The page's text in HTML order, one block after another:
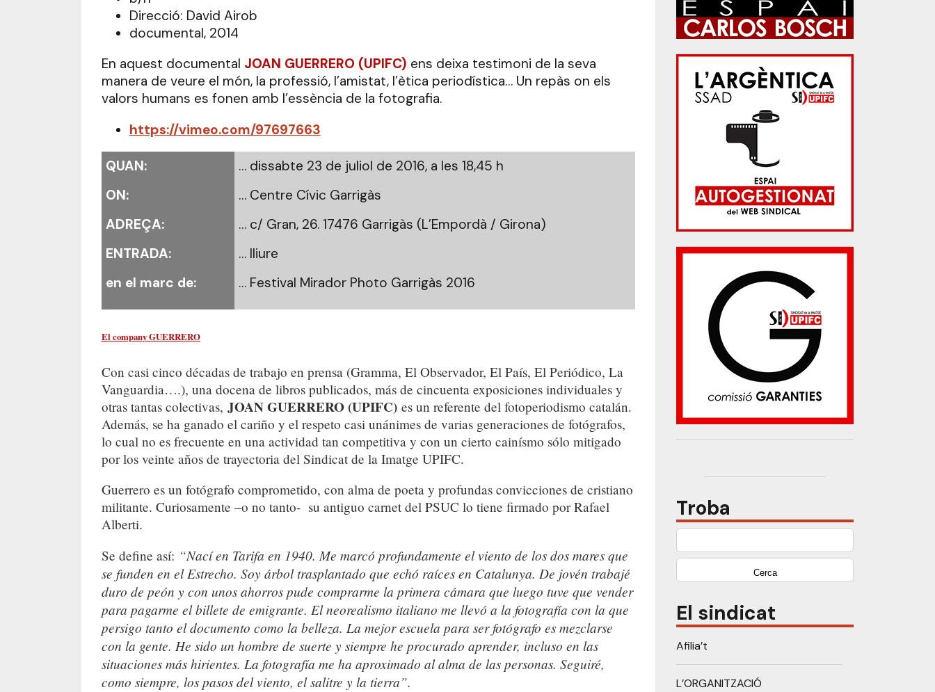
Direcció: David Airob
documental, 2014
En aquest documental JOAN GUERRERO (UPIFC) ens deixa testimoni de la seva
manera de veure el món, la professió, l’amistat, l’ètica periodística… Un repàs on els
valors humans es fonen amb l’essència de la fotografia.
https://vimeo.com/97697663
QUAN:
… dissabte 23 de juliol de 2016, a les 18,45 h
ON:
… Centre Cívic Garrigàs
ADREÇA:
… c/ Gran, 26. 17476 Garrigàs (L’Empordà / Girona)
ENTRADA:
… lliure
en el marc de:
… Festival Mirador Photo Garrigàs 2016
El company GUERRERO
Con casi cinco décadas de trabajo en prensa (Gramma, El Observador, El País, El Periódico, La
Vanguardia….), una docena de libros publicados, más de cincuenta exposiciones individuales y
otras tantas colectivas, JOAN GUERRERO (UPIFC)es un referente del fotoperiodismo catalán.
Además, se ha ganado el cariño y el respeto casi unánimes de varias generaciones de fotógrafos,
lo cual no es frecuente en una actividad tan competitiva y con un cierto cainísmo sólo mitigado
por los veinte años de trayectoria del Sindicat de la Imatge UPIFC.
Guerrero es un fotógrafo comprometido, con alma de poeta y profundas convicciones de cristiano
militante. Curiosamente –o no tanto- su antiguo carnet del PSUC lo tiene firmado por Rafael
Alberti.
Se define así: “Nací en Tarifa en 1940. Me marcó profundamente el viento de los dos mares que
se funden en el Estrecho. Soy árbol trasplantado que echó raíces en Catalunya. De jovén trabajé
duro de peón y con unos ahorros pude comprarme la primera cámara que luego tuve que vender
para pagarme el billete de emigrante. El neorealismo italiano me llevó a la fotografía con la que
persigo tanto el documento como la belleza. La mejor escuela para ser fotógrafo es mezclarse
con la gente. He sido un hombre de suerte y siempre he procurado aprender, incluso en las
situaciones más hirientes. La fotografía me ha aproximado al alma de las personas. Seguiré,
como siempre, los pasos del viento, el salitre y la tierra”.
Troba
Cerca:
El sindicat
Afilia’t
L’ORGANITZACIÓ